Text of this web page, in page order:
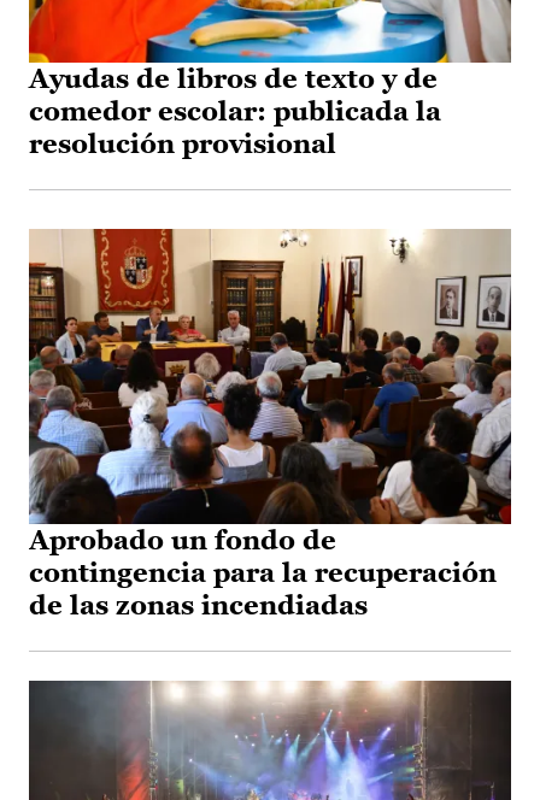
Ayudas de libros de texto y de
comedor escolar: publicada la
resolución provisional
Aprobado un fondo de
contingencia para la recuperación
de las zonas incendiadas